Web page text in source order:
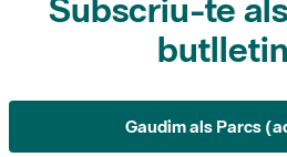
Subscriu-te
Gaudim als Parcs